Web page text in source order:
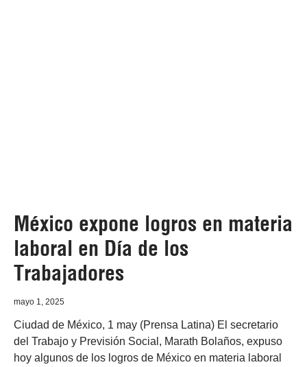
México expone logros en materia
laboral en Día de los
Trabajadores
mayo 1, 2025
Ciudad de México, 1 may (Prensa Latina) El secretario
del Trabajo y Previsión Social, Marath Bolaños, expuso
hoy algunos de los logros de México en materia laboral